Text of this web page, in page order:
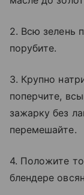
2. Всю зелень
порубите.
3. Крупно
поперчите,
зажарку без
перемешайте.
4. Положите
блендере